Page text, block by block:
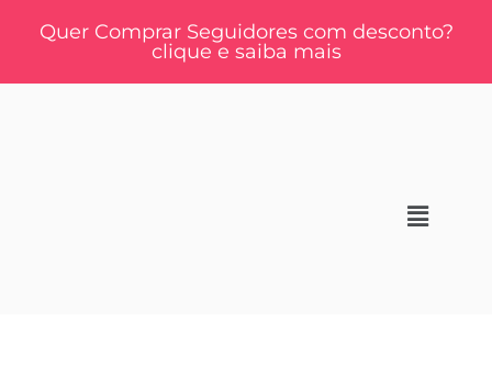
Quer Comprar Seguidores com desconto?
clique e saiba mais